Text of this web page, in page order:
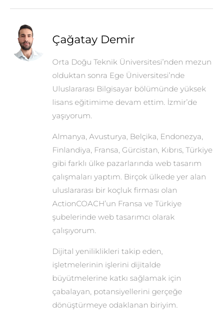
Çağatay Demir
Orta Doğu Teknik Üniversitesi’nden mezun
olduktan sonra Ege Üniversitesi’nde
Uluslararası Bilgisayar bölümünde yüksek
lisans eğitimime devam ettim. İzmir’de
yaşıyorum.
Almanya, Avusturya, Belçika, Endonezya,
Finlandiya, Fransa, Gürcistan, Kıbrıs, Türkiye
gibi farklı ülke pazarlarında web tasarım
çalışmaları yaptım. Birçok ülkede yer alan
uluslararası bir koçluk firması olan
ActionCOACH’un Fransa ve Türkiye
şubelerinde web tasarımcı olarak
çalışıyorum.
Dijital yeniliklikleri takip eden,
işletmelerinin işlerini dijitalde
büyütmelerine katkı sağlamak için
çabalayan, potansiyellerini gerçeğe
dönüştürmeye odaklanan biriyim.